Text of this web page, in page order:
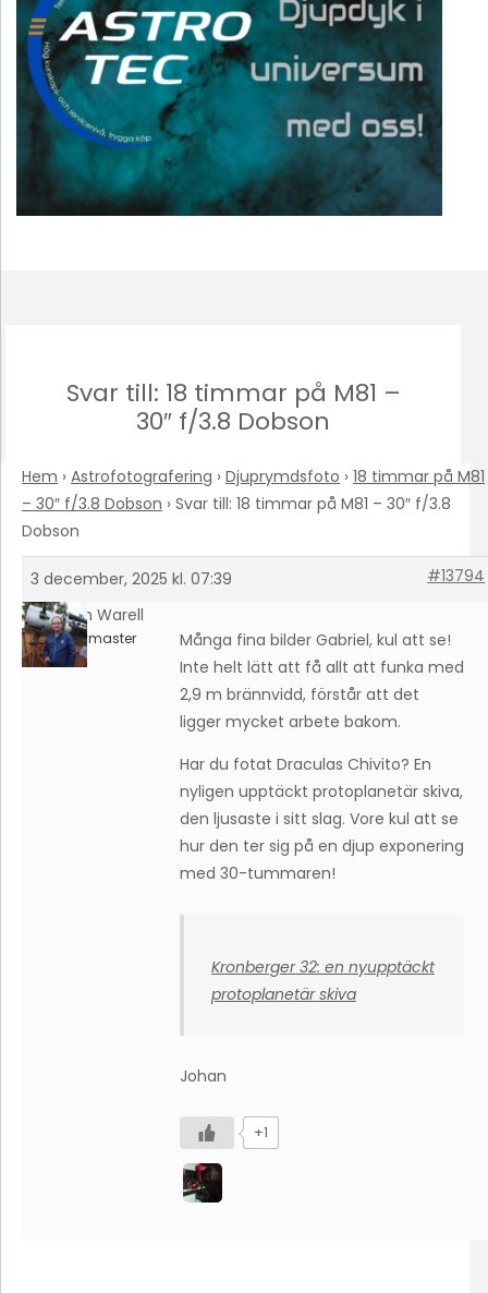
Svar till: 18 timmar på M81 –
30″ f/3.8 Dobson
Hem › Astrofotografering › Djuprymdsfoto › 18 timmar på M81
– 30″ f/3.8 Dobson › Svar till: 18 timmar på M81 – 30″ f/3.8
Dobson
3 december, 2025 kl. 07:39
#13794
Johan Warell
Keymaster
Många fina bilder Gabriel, kul att se!
Inte helt lätt att få allt att funka med
2,9 m brännvidd, förstår att det
ligger mycket arbete bakom.
Har du fotat Draculas Chivito? En
nyligen upptäckt protoplanetär skiva,
den ljusaste i sitt slag. Vore kul att se
hur den ter sig på en djup exponering
med 30-tummaren!
Kronberger 32: en nyupptäckt
protoplanetär skiva
Johan
+1